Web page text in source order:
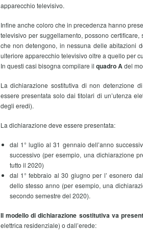
apparecchio televisivo.
Infine anche coloro che in precedenza hanno
televisivo per suggellamento, possono
che non detengono, in nessuna delle abitazioni
ulteriore apparecchio televisivo oltre a quello per
In questi casi bisogna compilare il quadro Adel
La dichiarazione sostitutiva di non detenzione
essere presentata solo dai titolari di un’utenza
degli eredi).
La dichiarazione deve essere presentata:
dal 1° luglio al 31 gennaio dell’anno
successivo (per esempio, una dichiarazione
tutto il 2020)
dal 1° febbraio al 30 giugno per l’ esonero
dello stesso anno (per esempio, una
secondo semestre del 2020).
Il modello di dichiarazione sostitutiva va
elettrica residenziale) o dall’erede: